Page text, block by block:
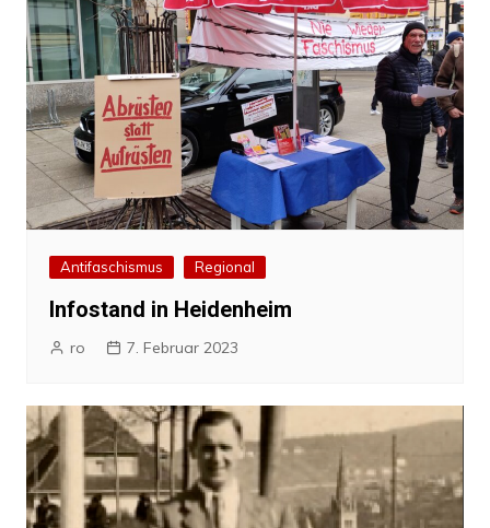
Antifaschismus Regional
Infostand in Heidenheim
ro 7. Februar 2023